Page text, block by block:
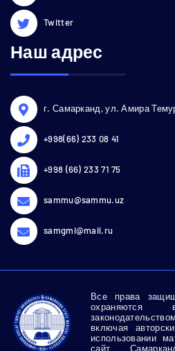
Twitter
Наш адрес
г. Самарканд, ул. Амира
+998(66) 233 08 41
+998 (66) 233 71 75
sammu@sammu.uz
samgmi@mail.ru
Все права
включая
использовании
сайт